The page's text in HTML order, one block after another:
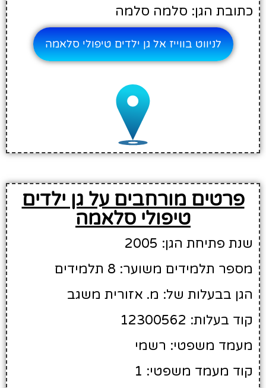
כתובת הגן: סלמה סלמה
לניווט בווייז אל גן ילדים טיפולי סלאמה
פרטים מורחבים על גן ילדים
טיפולי סלאמה
שנת פתיחת הגן: 2005
מספר תלמידים משוער: 8 תלמידים
הגן בבעלות של: מ. אזורית משגב
קוד בעלות: 12300562
מעמד משפטי: רשמי
קוד מעמד משפטי: 1